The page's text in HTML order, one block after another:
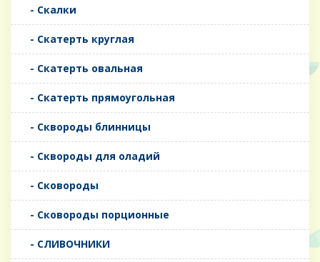
- Скалки
- Скатерть круглая
- Скатерть овальная
- Скатерть прямоугольная
- Сквороды блинницы
- Сквороды для оладий
- Сковороды
- Сковороды порционные
- СЛИВОЧНИКИ